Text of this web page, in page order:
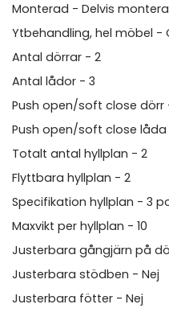
Monterad - Delvis
Ytbehandling, hel möbel -
Antal dörrar - 2
Antal lådor - 3
Push open/soft close dörr
Push open/soft close
Totalt antal hyllplan - 2
Flyttbara hyllplan - 2
Specifikation hyllplan - 3
Maxvikt per hyllplan - 10
Justerbara gångjärn på
Justerbara stödben - Nej
Justerbara fötter - Nej